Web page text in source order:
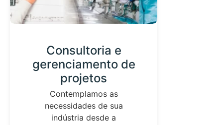
Consultoria e
gerenciamento de
projetos
Contemplamos as
necessidades de sua
indústria desde a